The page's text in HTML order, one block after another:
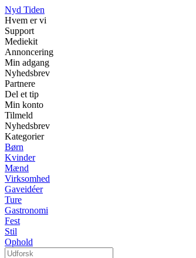
Nyd Tiden
Hvem er vi
Support
Mediekit
Annoncering
Min adgang
Nyhedsbrev
Partnere
Del et tip
Min konto
Tilmeld
Nyhedsbrev
Kategorier
Børn
Kvinder
Mænd
Virksomhed
Gaveidéer
Ture
Gastronomi
Fest
Stil
Ophold